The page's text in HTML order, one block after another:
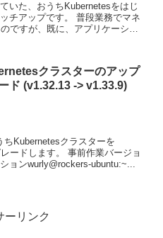
いた、おうちKubernetesをはじ
チアップです。 普段業務でマネ
ですが、既に、アプリケーショ
クラスターのアップ
ド (v1.32.13 -> v1.33.9)
Kubernetesクラスターを
ードします。 事前作業バージョ
ョンwurly@rockers-ubuntu:~...
ーリンク